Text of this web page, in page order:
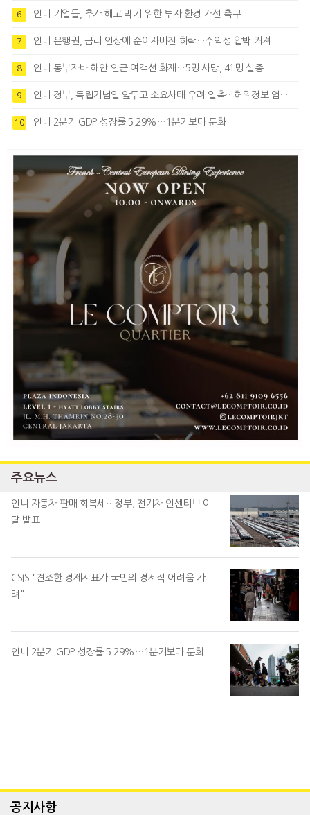
6 인니 기업들, 추가 해고 막기 위한 투자 환경 개선 촉구
7 인니 은행권, 금리 인상에 순이자마진 하락…수익성 압박 커져
8 인니 동부자바 해안 인근 여객선 화재…5명 사망, 41명 실종
9 인니 정부, 독립기념일 앞두고 소요사태 우려 일축…허위정보 엄정대응
10 인니 2분기 GDP 성장률 5.29%…1분기보다 둔화
주요뉴스
인니 자동차 판매 회복세…정부, 전기차 인센티브 이
달 발표
CSIS "견조한 경제지표가 국민의 경제적 어려움 가
려"
인니 2분기 GDP 성장률 5.29%…1분기보다 둔화
공지사항